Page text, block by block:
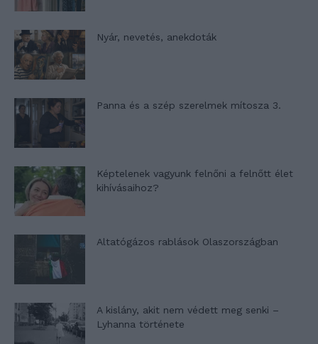
Nyár, nevetés, anekdoták
Panna és a szép szerelmek mítosza 3.
Képtelenek vagyunk felnőni a felnőtt élet
kihívásaihoz?
Altatógázos rablások Olaszországban
A kislány, akit nem védett meg senki –
Lyhanna története